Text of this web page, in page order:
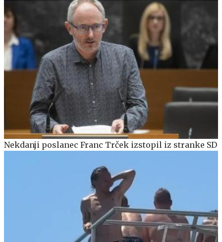
Nekdanji poslanec Franc Trček izstopil iz stranke SD